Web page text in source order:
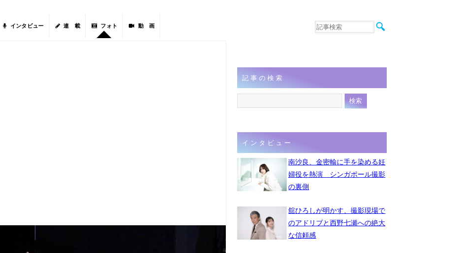
インタビュー 連 載 フォト 動 画
音楽
連載
フォト
記事の検索
インタビュー
南沙良、金密輸に手を染める妊
婦役を熱演 シンガポール撮影
の裏側
舘ひろしが明かす、撮影現場で
のアドリブと西野七瀬への絶大
な信頼感